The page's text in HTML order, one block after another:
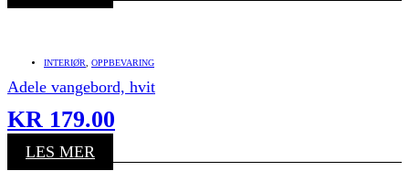
INTERIØR OPPBEVARING
Adele vangebord, hvit
KR 179.00
LES MER